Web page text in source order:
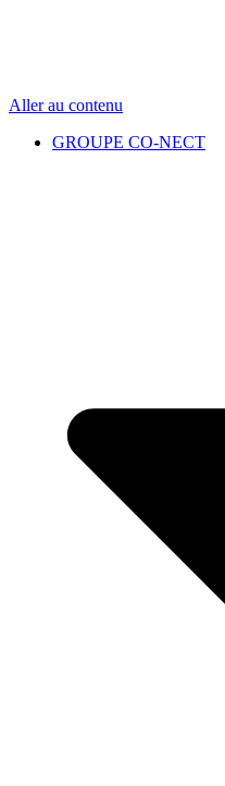
Aller au contenu
GROUPE CO-NECT